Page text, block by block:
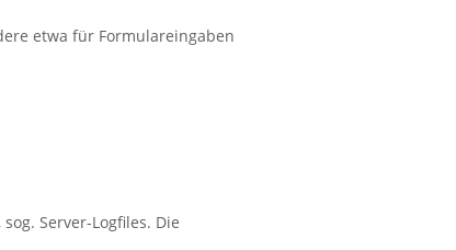
etwa für Formulareingaben
Server-Logfiles. Die